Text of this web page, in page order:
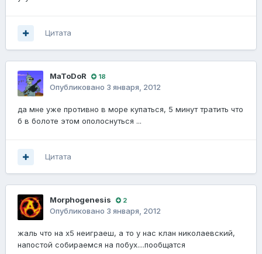
Цитата
MaToDoR 18
Опубликовано 3 января, 2012
да мне уже противно в море купаться, 5 минут тратить что
б в болоте этом ополоснуться ...
Цитата
Morphogenesis 2
Опубликовано 3 января, 2012
жаль что на х5 неиграеш, а то у нас клан николаевский,
напостой собираемся на побух....пообщатся